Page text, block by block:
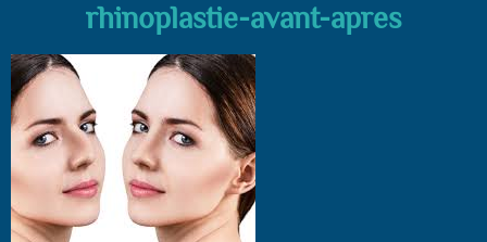
rhinoplastie-avant-apres